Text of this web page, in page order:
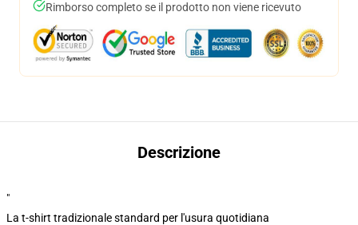
Rimborso completo se il prodotto non viene ricevuto
Descrizione
"
La t-shirt tradizionale standard per l'usura quotidiana